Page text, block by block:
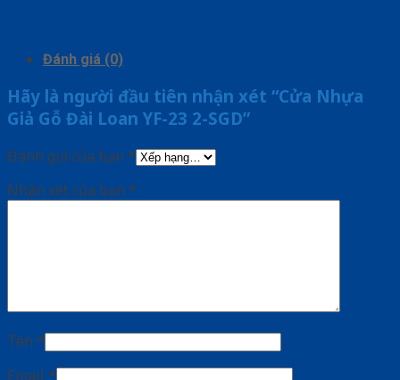
Đánh giá (0)
Hãy là người đầu tiên nhận xét “Cửa Nhựa
Giả Gỗ Đài Loan YF-23 2-SGD”
Đánh giá của bạn *
Nhận xét của bạn *
Tên *
Email *